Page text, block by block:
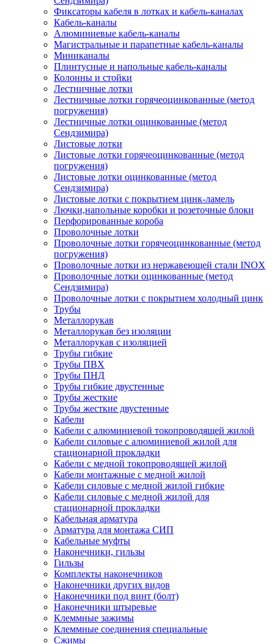
Фиксаторы кабеля в лотках и кабель-каналах
Кабель-каналы
Алюминиевые кабель-каналы
Магистральные и парапетные кабель-каналы
Миниканалы
Плинтусные и напольные кабель-каналы
Колонны и стойки
Лестничные лотки
Лестничные лотки горячеоцинкованные (метод
погружения)
Лестничные лотки оцинкованные (метод
Сендзимира)
Листовые лотки
Листовые лотки горячеоцинкованные (метод
погружения)
Листовые лотки оцинкованные (метод
Сендзимира)
Листовые лотки с покрытием цинк-ламель
Лючки,напольные коробки и розеточные блоки
Перфорированные короба
Проволочные лотки
Проволочные лотки горячеоцинкованные (метод
погружения)
Проволочные лотки из нержавеющей стали INOX
Проволочные лотки оцинкованные (метод
Сендзимира)
Проволочные лотки с покрытием холодный цинк
Трубы
Металлорукав
Металлорукав без изоляции
Металлорукав с изоляцией
Трубы гибкие
Трубы ПВХ
Трубы ПНД
Трубы гибкие двустенные
Трубы жесткие
Трубы жесткие двустенные
Кабели
Кабели с алюминиевой токопроводящей жилой
Кабели силовые с алюминиевой жилой для
стационарной прокладки
Кабели с медной токопроводящей жилой
Кабели монтажные с медной жилой
Кабели силовые с медной жилой гибкие
Кабели силовые с медной жилой для
стационарной прокладки
Кабельная арматура
Арматура для монтажа СИП
Кабельные муфты
Наконечники, гильзы
Гильзы
Комплекты наконечников
Наконечники других видов
Наконечники под винт (болт)
Наконечники штыревые
Клеммные зажимы
Клеммные соединения специальные
Сжимы